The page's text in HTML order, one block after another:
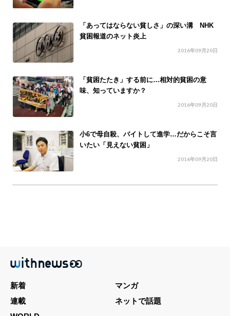
「あってはならない貧しさ」の深い溝 NHK
貧困報道のネット炎上
2016年09月20日
「貧困たたき」する前に…相対的貧困の意
味、知っていますか？
2016年09月20日
小6で母自殺、バイトして進学…だからこそ言
いたい「見えない貧困」
2016年09月20日
新着
マンガ
連載
ネットで話題